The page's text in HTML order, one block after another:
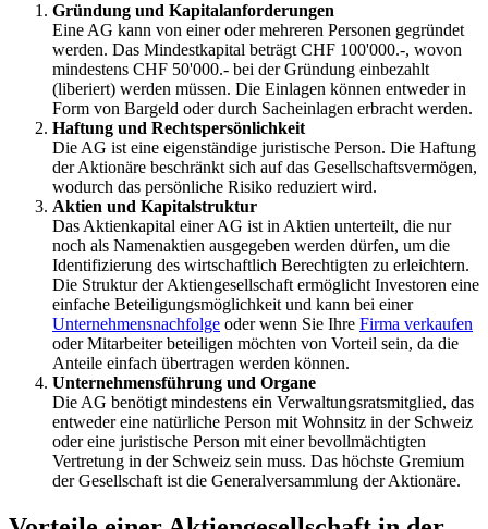
Gründung und Kapitalanforderungen
Eine AG kann von einer oder mehreren Personen gegründet
werden. Das Mindestkapital beträgt CHF 100'000.-, wovon
mindestens CHF 50'000.- bei der Gründung einbezahlt
(liberiert) werden müssen. Die Einlagen können entweder in
Form von Bargeld oder durch Sacheinlagen erbracht werden.
Haftung und Rechtspersönlichkeit
Die AG ist eine eigenständige juristische Person. Die Haftung
der Aktionäre beschränkt sich auf das Gesellschaftsvermögen,
wodurch das persönliche Risiko reduziert wird.
Aktien und Kapitalstruktur
Das Aktienkapital einer AG ist in Aktien unterteilt, die nur
noch als Namenaktien ausgegeben werden dürfen, um die
Identifizierung des wirtschaftlich Berechtigten zu erleichtern.
Die Struktur der Aktiengesellschaft ermöglicht Investoren eine
einfache Beteiligungsmöglichkeit und kann bei einer
Unternehmensnachfolge oder wenn Sie Ihre Firma verkaufen
oder Mitarbeiter beteiligen möchten von Vorteil sein, da die
Anteile einfach übertragen werden können.
Unternehmensführung und Organe
Die AG benötigt mindestens ein Verwaltungsratsmitglied, das
entweder eine natürliche Person mit Wohnsitz in der Schweiz
oder eine juristische Person mit einer bevollmächtigten
Vertretung in der Schweiz sein muss. Das höchste Gremium
der Gesellschaft ist die Generalversammlung der Aktionäre.